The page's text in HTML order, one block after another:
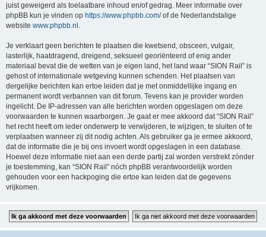
juist geweigerd als toelaatbare inhoud en/of gedrag. Meer informatie over
phpBB kun je vinden op https://www.phpbb.com/of de Nederlandstalige
website www.phpbb.nl
Je verklaart geen berichten te plaatsen die kwetsend, obsceen, vulgair,
lasterlijk, haatdragend, dreigend, seksueel georiënteerd of enig ander
materiaal bevat die de wetten van je eigen land, het land waar “SION Rail” is
gehost of internationale wetgeving kunnen schenden. Het plaatsen van
dergelijke berichten kan ertoe leiden dat je met onmiddellijke ingang en
permanent wordt verbannen van dit forum. Tevens kan je provider worden
ingelicht. De IP-adressen van alle berichten worden opgeslagen om deze
voorwaarden te kunnen waarborgen. Je gaat er mee akkoord dat “SION Rail”
het recht heeft om ieder onderwerp te verwijderen, te wijzigen, te sluiten of te
verplaatsen wanneer zij dit nodig achten. Als gebruiker ga je ermee akkoord,
dat de informatie die je bij ons invoert wordt opgeslagen in een database.
Hoewel deze informatie niet aan een derde partij zal worden verstrekt zónder
je toestemming, kan “SION Rail” nóch phpBB verantwoordelijk worden
gehouden voor een hackpoging die ertoe kan leiden dat de gegevens
vrijkomen.